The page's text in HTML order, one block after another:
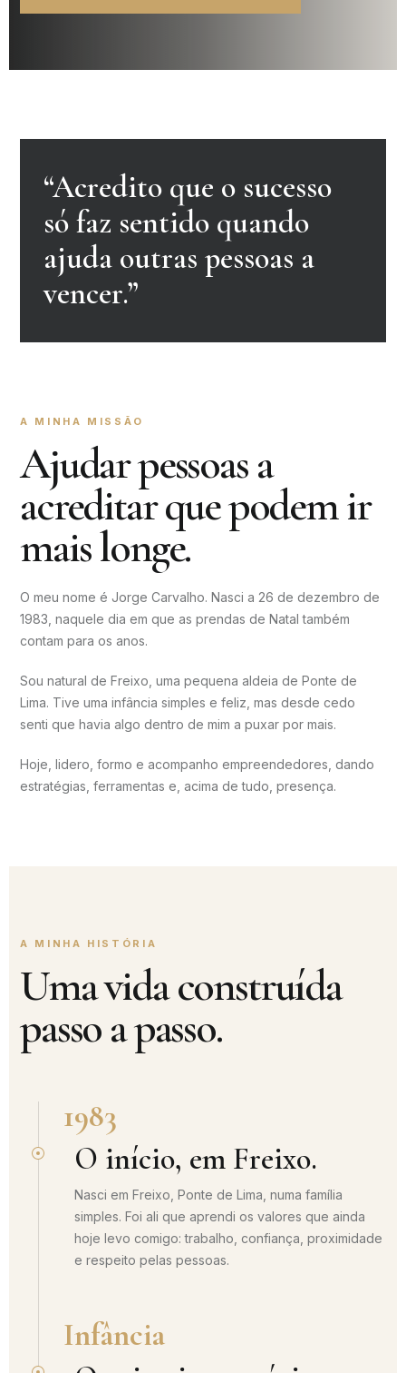
“Acredito que o sucesso
só faz sentido quando
ajuda outras pessoas a
vencer.”
A MINHA MISSÃO
Ajudar pessoas a
acreditar que podem ir
mais longe.
O meu nome é Jorge Carvalho. Nasci a 26 de dezembro de
1983, naquele dia em que as prendas de Natal também
contam para os anos.
Sou natural de Freixo, uma pequena aldeia de Ponte de
Lima. Tive uma infância simples e feliz, mas desde cedo
senti que havia algo dentro de mim a puxar por mais.
Hoje, lidero, formo e acompanho empreendedores, dando
estratégias, ferramentas e, acima de tudo, presença.
A MINHA HISTÓRIA
Uma vida construída
passo a passo.
1983
O início, em Freixo.
Nasci em Freixo, Ponte de Lima, numa família
simples. Foi ali que aprendi os valores que ainda
hoje levo comigo: trabalho, confiança, proximidade
e respeito pelas pessoas.
Infância